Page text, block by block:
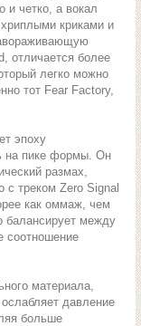
и четко, а вокал
криками и
отличается более
легко можно
тот Fear Factory,
эпоху
на пике формы. Он
размах,
треком Zero Signal
как оммаж, чем
балансирует между
соотношение
материала,
давление
больше